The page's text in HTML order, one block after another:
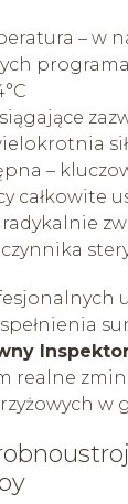
– w
–
całkowite
realne
w